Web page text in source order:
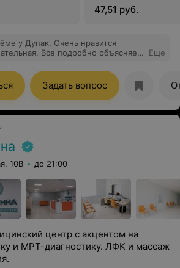
47,51 руб.
у Дупак. Очень нравится
Все подробно объясняет,
диагноз по узи. Рекомендую.
Еще
Задать вопрос
10В до 21:00
центр с акцентом на
и МРТ-диагностику. ЛФК и массаж